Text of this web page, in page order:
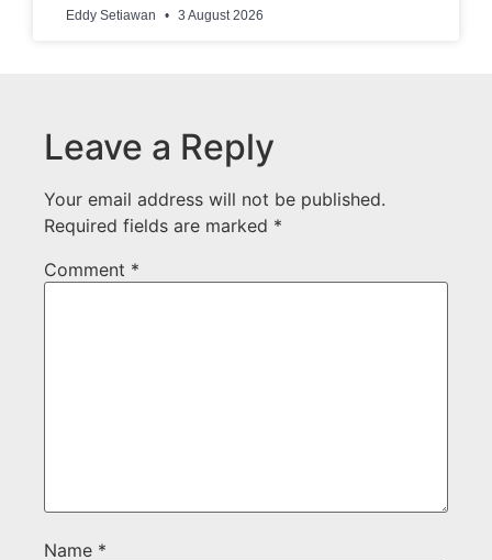
Eddy Setiawan 3 August 2026
Leave a Reply
Your email address will not be published.
Required fields are marked *
Comment *
Name *